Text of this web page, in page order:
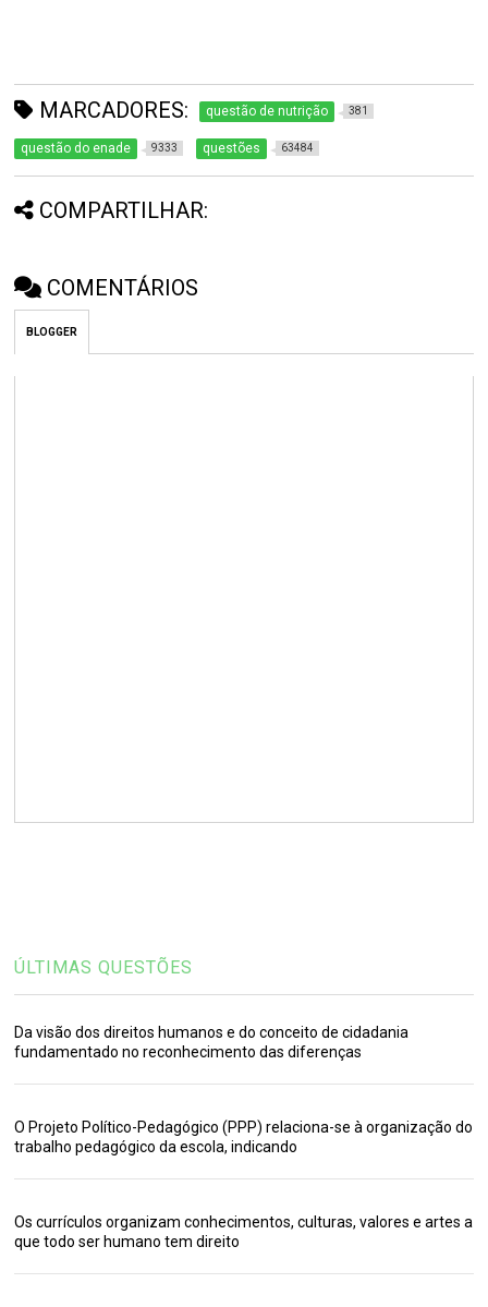
MARCADORES: questão de nutrição 381
questão do enade 9333 questões 63484
COMPARTILHAR:
COMENTÁRIOS
BLOGGER
ÚLTIMAS QUESTÕES
Da visão dos direitos humanos e do conceito de cidadania
fundamentado no reconhecimento das diferenças
O Projeto Político-Pedagógico (PPP) relaciona-se à organização do
trabalho pedagógico da escola, indicando
Os currículos organizam conhecimentos, culturas, valores e artes a
que todo ser humano tem direito